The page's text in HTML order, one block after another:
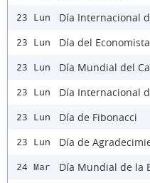
23 Lun Día Internacional
23 Lun Día del
23 Lun Día Mundial del
23 Lun Día Internacional
23 Lun Día de Fibonacci
23 Lun Día de
24 Mar Día Mundial de la